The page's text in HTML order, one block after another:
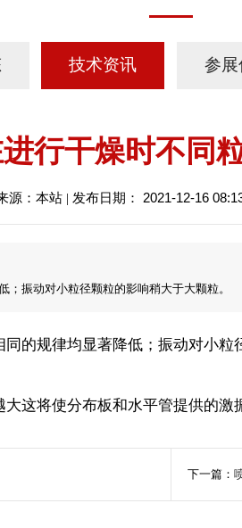
技术资讯 参展
行干燥时不同
源：本站 | 发布日期： 2021-12-16
；振动对小粒径颗粒的影响稍大于大颗粒。
规律均显著降低；振动对小粒
这将使分布板和水平管提供的激
下一篇：